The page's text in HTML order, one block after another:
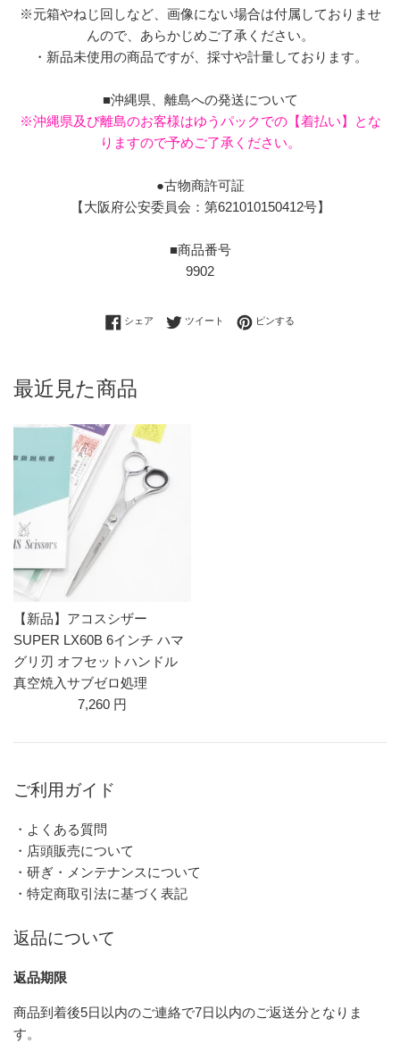
※元箱やねじ回しなど、画像にない場合は付属しておりませ
んので、あらかじめご了承ください。
・新品未使用の商品ですが、採寸や計量しております。
■沖縄県、離島への発送について
※沖縄県及び離島のお客様はゆうパックでの【着払い】とな
りますので予めご了承ください。
●古物商許可証
【大阪府公安委員会：第621010150412号】
■商品番号
9902
シェア Facebookでシェアする
ツイート Twitterに投稿する
ピンする
最近見た商品
【新品】アコスシザー
SUPER LX60B 6インチ ハマ
グリ刃 オフセットハンドル
真空焼入サブゼロ処理
7,260 円
ご利用ガイド
・よくある質問
・店頭販売について
・研ぎ・メンテナンスについて
・特定商取引法に基づく表記
返品について
返品期限
商品到着後5日以内のご連絡で7日以内のご返送分となりま
す。